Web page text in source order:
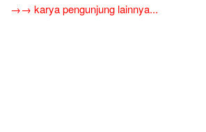
→→ karya pengunjung lainnya...